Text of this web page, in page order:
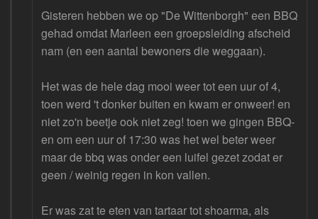
Gisteren hebben we op "De Wittenborgh" een BBQ
gehad omdat Marleen een groepsleiding afscheid
nam (en een aantal bewoners die weggaan).
Het was de hele dag mooi weer tot een uur of 4,
toen werd 't donker buiten en kwam er onweer! en
niet zo'n beetje ook niet zeg! toen we gingen BBQ-
en om een uur of 17:30 was het wel beter weer
maar de bbq was onder een luifel gezet zodat er
geen / weinig regen in kon vallen.
Er was zat te eten van tartaar tot shoarma, als